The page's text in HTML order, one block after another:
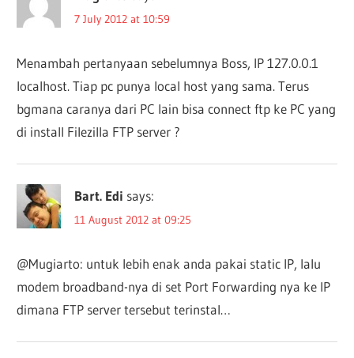
7 July 2012 at 10:59
Menambah pertanyaan sebelumnya Boss, IP 127.0.0.1
localhost. Tiap pc punya local host yang sama. Terus
bgmana caranya dari PC lain bisa connect ftp ke PC yang
di install Filezilla FTP server ?
Bart. Edi says:
11 August 2012 at 09:25
@Mugiarto: untuk lebih enak anda pakai static IP, lalu
modem broadband-nya di set Port Forwarding nya ke IP
dimana FTP server tersebut terinstal…